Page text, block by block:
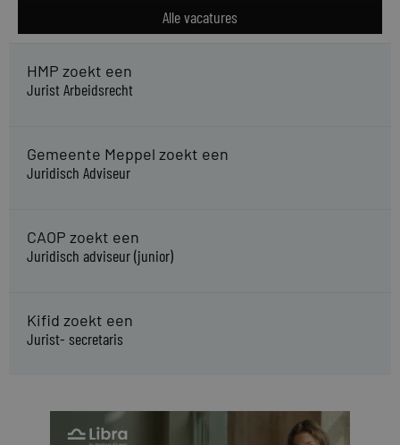
Alle vacatures
HMP zoekt een
Jurist Arbeidsrecht
Gemeente Meppel zoekt een
Juridisch Adviseur
CAOP zoekt een
Juridisch adviseur (junior)
Kifid zoekt een
Jurist- secretaris